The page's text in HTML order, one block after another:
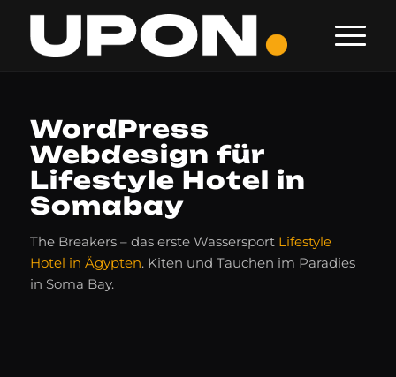
WordPress
Webdesign für
Lifestyle Hotel in
Somabay
The Breakers – das erste Wassersport Lifestyle
Hotel in Ägypten. Kiten und Tauchen im Paradies
in Soma Bay.